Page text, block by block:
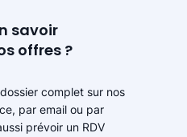
savoir
offres ?
complet sur nos
par email ou par
prévoir un RDV